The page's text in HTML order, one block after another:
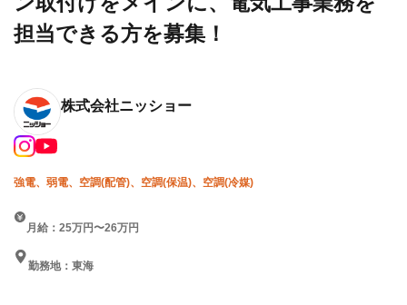
担当できる方を募集！
株式会社ニッショー
強電、弱電、空調(配管)、空調(保温)、空調(冷媒)
月給：25万円〜26万円
勤務地：東海